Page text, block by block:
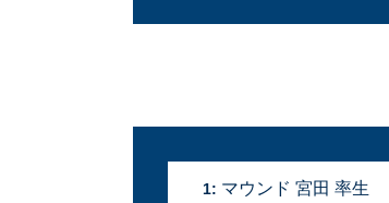
1: マウンド 宮田 率生